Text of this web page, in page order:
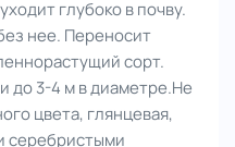
глубоко в почву.
нее. Переносит
сорт.
до 3-4 м в диаметре.Не
цвета, глянцевая,
серебристыми